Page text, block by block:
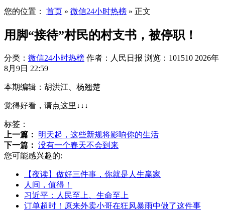
您的位置： 首页 » 微信24小时热榜 » 正文
用脚“接待”村民的村支书，被停职！
分类： 微信24小时热榜 作者：人民日报 浏览：101510 2026年
8月9日 22:59
本期编辑：胡洪江、杨翘楚
觉得好看，请点这里↓↓↓
标签：
上一篇：
明天起，这些新规将影响你的生活
下一篇： 没有一个春天不会到来
您可能感兴趣的:
【夜读】做好三件事，你就是人生赢家
人间，值得！
习近平：人民至上、生命至上
订单超时！原来外卖小哥在狂风暴雨中做了这件事